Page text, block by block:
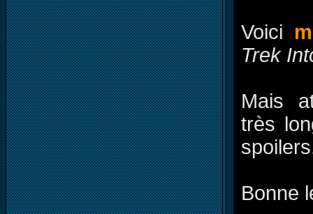
Voici
Trek
Mais
très
Bonne